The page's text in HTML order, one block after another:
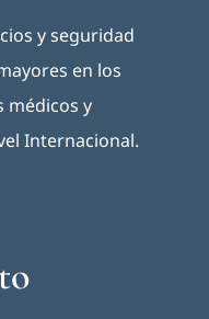
y seguridad
en los
médicos y
Internacional.